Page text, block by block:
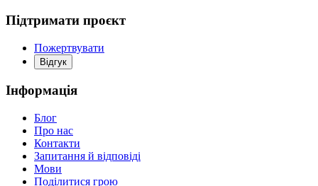
Підтримати проєкт
Пожертвувати
Відгук
Інформація
Блог
Про нас
Контакти
Запитання й відповіді
Мови
Поділитися грою